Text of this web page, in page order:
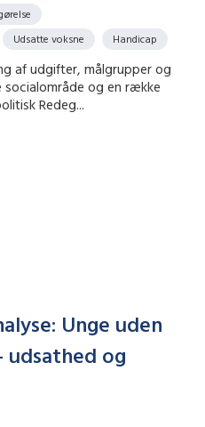
Udsatte voksne Handicap
af udgifter, målgrupper og
socialområde og en række
Redeg...
Unge uden
udsathed og